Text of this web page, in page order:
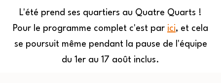
L'été prend ses quartiers au Quatre Quarts !
Pour le programme complet c'est par ici, et cela
se poursuit même pendant la pause de l'équipe
du 1er au 17 août inclus.